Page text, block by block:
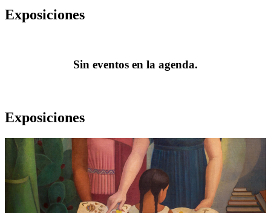
Exposiciones
Sin eventos en la agenda.
Exposiciones